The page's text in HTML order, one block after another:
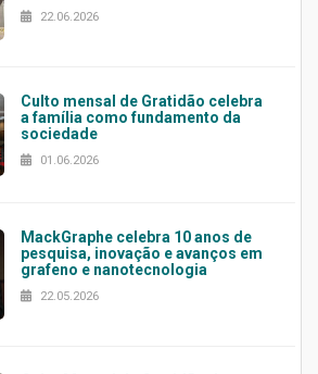
22.06.2026
Culto mensal de Gratidão celebra
a família como fundamento da
sociedade
01.06.2026
MackGraphe celebra 10 anos de
pesquisa, inovação e avanços em
grafeno e nanotecnologia
22.05.2026